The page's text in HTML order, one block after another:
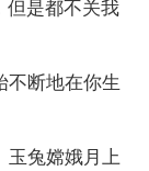
但是都不关我
不断地在你生
玉兔嫦娥月上